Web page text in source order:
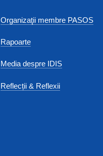
Organizaţii membre PASOS
Rapoarte
Media despre IDIS
Reflecții & Reflexii